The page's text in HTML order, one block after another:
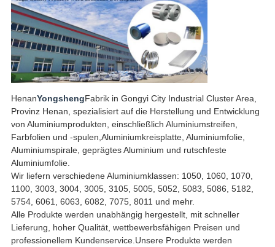
HenanYongshengFabrik in Gongyi City Industrial Cluster Area,
Provinz Henan, spezialisiert auf die Herstellung und Entwicklung
von Aluminiumprodukten, einschließlich Aluminiumstreifen,
Farbfolien und -spulen,Aluminiumkreisplatte, Aluminiumfolie,
Aluminiumspirale, geprägtes Aluminium und rutschfeste
Aluminiumfolie.
Wir liefern verschiedene Aluminiumklassen: 1050, 1060, 1070,
1100, 3003, 3004, 3005, 3105, 5005, 5052, 5083, 5086, 5182,
5754, 6061, 6063, 6082, 7075, 8011 und mehr.
Alle Produkte werden unabhängig hergestellt, mit schneller
Lieferung, hoher Qualität, wettbewerbsfähigen Preisen und
professionellem Kundenservice.Unsere Produkte werden